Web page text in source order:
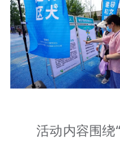
活动内容围绕